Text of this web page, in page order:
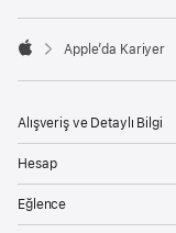

Apple’da Kariyer
Alışveriş ve Detaylı Bilgi
Hesap
Eğlence